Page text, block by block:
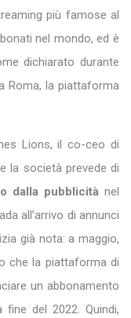
più famose al
nel mondo, ed è
dichiarato durante
Roma, la piattaforma
Lions, il co-ceo di
la società prevede di
dalla pubblicità nel
all’arrivo di annunci
già nota: a maggio,
che la piattaforma di
un abbonamento
del 2022. Quindi,